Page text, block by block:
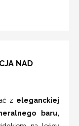
NAD
z eleganckiej
baru,